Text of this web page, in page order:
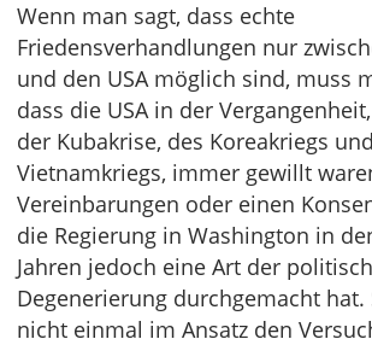
Wenn man sagt, dass echte
Friedensverhandlungen nur
und den USA möglich sind, muss
dass die USA in der
der Kubakrise, des Koreakriegs
Vietnamkriegs, immer gewillt
Vereinbarungen oder einen
die Regierung in Washington in
Jahren jedoch eine Art der
Degenerierung durchgemacht hat.
nicht einmal im Ansatz den